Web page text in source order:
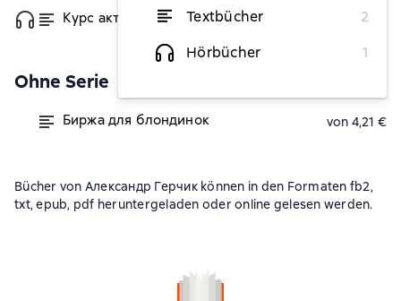
Textbücher
2
Hörbücher
1
Курс активного трейдера von 6,84 €
Ohne Serie
Биржа для блондинок von 4,21 €
Bücher von Александр Герчик können in den Formaten fb2,
txt, epub, pdf heruntergeladen oder online gelesen werden.